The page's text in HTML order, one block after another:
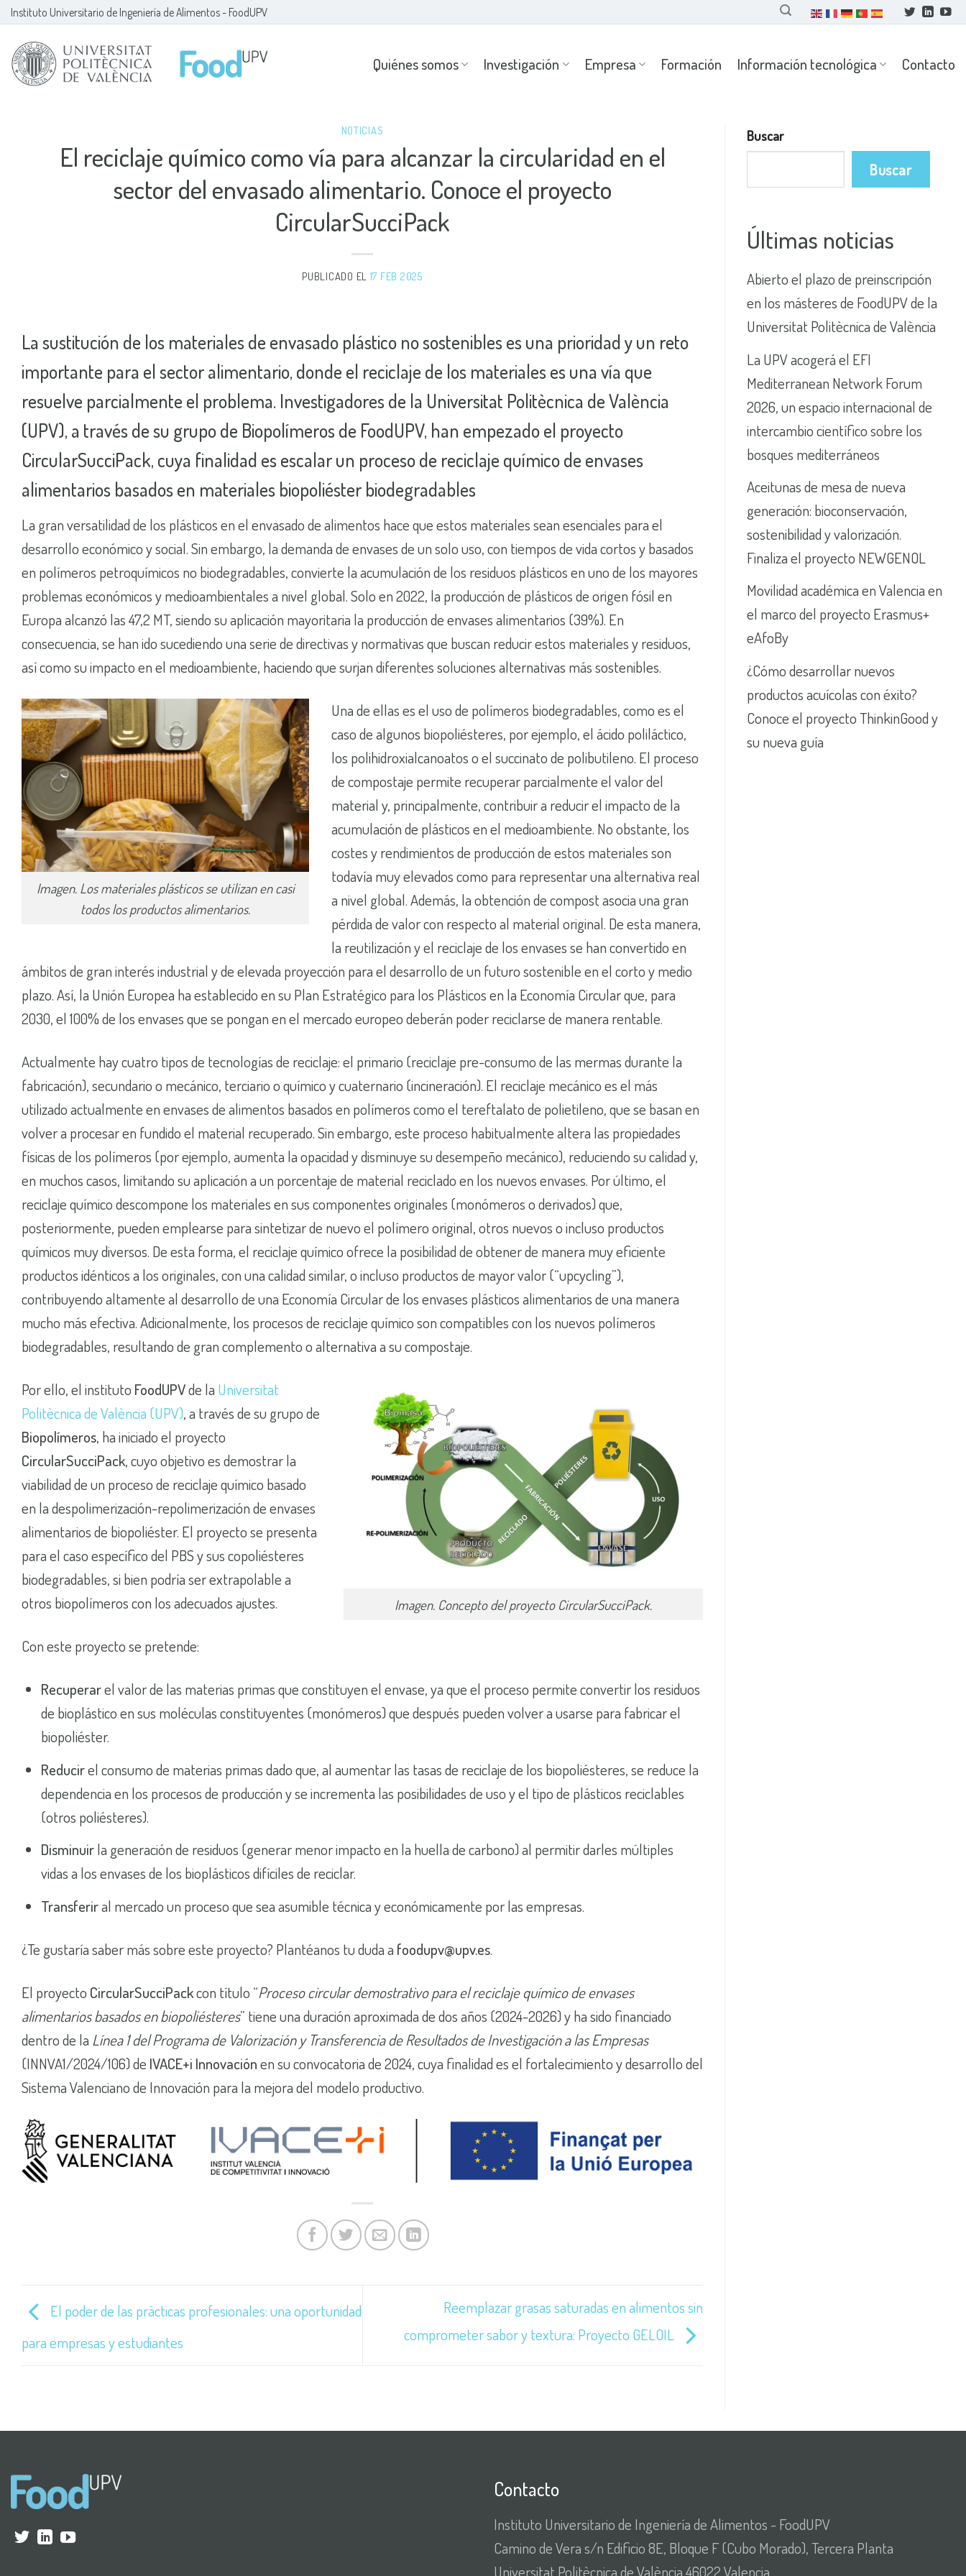
Skip
content
Instituto Universitario de Ingeniería de Alimentos - FoodUPV
Quiénes somos Investigación Empresa Formación Información tecnológica Contacto
NOTICIAS
El reciclaje químico como vía para alcanzar la circularidad en el
sector del envasado alimentario. Conoce el proyecto
CircularSucciPack
PUBLICADO EL 17 FEB 2025
La sustitución de los materiales de envasado plástico no sostenibles es una prioridad y un reto
importante para el sector alimentario, donde el reciclaje de los materiales es una vía que
resuelve parcialmente el problema. Investigadores de la Universitat Politècnica de València
(UPV), a través de su grupo de Biopolímeros de FoodUPV, han empezado el proyecto
CircularSucciPack, cuya finalidad es escalar un proceso de reciclaje químico de envases
alimentarios basados en materiales biopoliéster biodegradables
La gran versatilidad de los plásticos en el envasado de alimentos hace que estos materiales sean esenciales para el
desarrollo económico y social. Sin embargo, la demanda de envases de un solo uso, con tiempos de vida cortos y basados
en polímeros petroquímicos no biodegradables, convierte la acumulación de los residuos plásticos en uno de los mayores
problemas económicos y medioambientales a nivel global. Solo en 2022, la producción de plásticos de origen fósil en
Europa alcanzó las 47,2 MT, siendo su aplicación mayoritaria la producción de envases alimentarios (39%). En
consecuencia, se han ido sucediendo una serie de directivas y normativas que buscan reducir estos materiales y residuos,
así como su impacto en el medioambiente, haciendo que surjan diferentes soluciones alternativas más sostenibles.
Imagen. Los materiales plásticos se utilizan en casi
todos los productos alimentarios.
Una de ellas es el uso de polímeros biodegradables, como es el
caso de algunos biopoliésteres, por ejemplo, el ácido poliláctico,
los polihidroxialcanoatos o el succinato de polibutileno. El proceso
de compostaje permite recuperar parcialmente el valor del
material y, principalmente, contribuir a reducir el impacto de la
acumulación de plásticos en el medioambiente. No obstante, los
costes y rendimientos de producción de estos materiales son
todavía muy elevados como para representar una alternativa real
a nivel global. Además, la obtención de compost asocia una gran
pérdida de valor con respecto al material original. De esta manera,
la reutilización y el reciclaje de los envases se han convertido en
ámbitos de gran interés industrial y de elevada proyección para el desarrollo de un futuro sostenible en el corto y medio
plazo. Así, la Unión Europea ha establecido en su Plan Estratégico para los Plásticos en la Economía Circular que, para
2030, el 100% de los envases que se pongan en el mercado europeo deberán poder reciclarse de manera rentable.
Actualmente hay cuatro tipos de tecnologías de reciclaje: el primario (reciclaje pre-consumo de las mermas durante la
fabricación), secundario o mecánico, terciario o químico y cuaternario (incineración). El reciclaje mecánico es el más
utilizado actualmente en envases de alimentos basados en polímeros como el tereftalato de polietileno, que se basan en
volver a procesar en fundido el material recuperado. Sin embargo, este proceso habitualmente altera las propiedades
físicas de los polímeros (por ejemplo, aumenta la opacidad y disminuye su desempeño mecánico), reduciendo su calidad y,
en muchos casos, limitando su aplicación a un porcentaje de material reciclado en los nuevos envases. Por último, el
reciclaje químico descompone los materiales en sus componentes originales (monómeros o derivados) que,
posteriormente, pueden emplearse para sintetizar de nuevo el polímero original, otros nuevos o incluso productos
químicos muy diversos. De esta forma, el reciclaje químico ofrece la posibilidad de obtener de manera muy eficiente
productos idénticos a los originales, con una calidad similar, o incluso productos de mayor valor (“upcycling”),
contribuyendo altamente al desarrollo de una Economía Circular de los envases plásticos alimentarios de una manera
mucho más efectiva. Adicionalmente, los procesos de reciclaje químico son compatibles con los nuevos polímeros
biodegradables, resultando de gran complemento o alternativa a su compostaje.
Imagen. Concepto del proyecto CircularSucciPack.
Por ello, el instituto FoodUPVde la Universitat
Politècnica de València (UPV), a través de su grupo de
Biopolímeros, ha iniciado el proyecto
CircularSucciPack, cuyo objetivo es demostrar la
viabilidad de un proceso de reciclaje químico basado
en la despolimerización-repolimerización de envases
alimentarios de biopoliéster. El proyecto se presenta
para el caso específico del PBS y sus copoliésteres
biodegradables, si bien podría ser extrapolable a
otros biopolímeros con los adecuados ajustes.
Con este proyecto se pretende:
Recuperarel valor de las materias primas que constituyen el envase, ya que el proceso permite convertir los residuos
de bioplástico en sus moléculas constituyentes (monómeros) que después pueden volver a usarse para fabricar el
biopoliéster.
Reducirel consumo de materias primas dado que, al aumentar las tasas de reciclaje de los biopoliésteres, se reduce la
dependencia en los procesos de producción y se incrementa las posibilidades de uso y el tipo de plásticos reciclables
(otros poliésteres).
Disminuirla generación de residuos (generar menor impacto en la huella de carbono) al permitir darles múltiples
vidas a los envases de los bioplásticos difíciles de reciclar.
Transferiral mercado un proceso que sea asumible técnica y económicamente por las empresas.
¿Te gustaría saber más sobre este proyecto? Plantéanos tu duda a foodupv@upv.es.
El proyecto CircularSucciPackcon título “Proceso circular demostrativo para el reciclaje químico de envases
alimentarios basados en biopoliésteres” tiene una duración aproximada de dos años (2024-2026) y ha sido financiado
dentro de la Línea 1 del Programa de Valorización y Transferencia de Resultados de Investigación a las Empresas
(INNVA1/2024/106) de IVACE+i Innovaciónen su convocatoria de 2024, cuya finalidad es el fortalecimiento y desarrollo del
Sistema Valenciano de Innovación para la mejora del modelo productivo.
El poder de las prácticas profesionales: una oportunidad
para empresas y estudiantes
Reemplazar grasas saturadas en alimentos sin
comprometer sabor y textura: Proyecto GELOIL
Buscar
Buscar
Últimas noticias
Abierto el plazo de preinscripción
en los másteres de FoodUPV de la
Universitat Politècnica de València
La UPV acogerá el EFI
Mediterranean Network Forum
2026, un espacio internacional de
intercambio científico sobre los
bosques mediterráneos
Aceitunas de mesa de nueva
generación: bioconservación,
sostenibilidad y valorización.
Finaliza el proyecto NEWGENOL
Movilidad académica en Valencia en
el marco del proyecto Erasmus+
eAfoBy
¿Cómo desarrollar nuevos
productos acuícolas con éxito?
Conoce el proyecto ThinkinGood y
su nueva guía
Contacto
Instituto Universitario de Ingeniería de Alimentos - FoodUPV
Camino de Vera s/n Edificio 8E, Bloque F (Cubo Morado), Tercera Planta
Universitat Politècnica de València 46022 Valencia